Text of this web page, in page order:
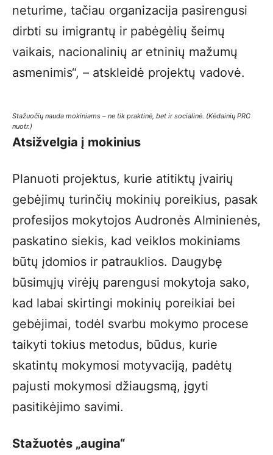
neturime, tačiau organizacija pasirengusi
dirbti su imigrantų ir pabėgėlių šeimų
vaikais, nacionalinių ar etninių mažumų
asmenimis“, – atskleidė projektų vadovė.
Stažuočių nauda mokiniams – ne tik praktinė, bet ir socialinė. (Kėdainių PRC
nuotr.)
Atsižvelgia į mokinius
Planuoti projektus, kurie atitiktų įvairių
gebėjimų turinčių mokinių poreikius, pasak
profesijos mokytojos Audronės Alminienės,
paskatino siekis, kad veiklos mokiniams
būtų įdomios ir patrauklios. Daugybę
būsimųjų virėjų parengusi mokytoja sako,
kad labai skirtingi mokinių poreikiai bei
gebėjimai, todėl svarbu mokymo procese
taikyti tokius metodus, būdus, kurie
skatintų mokymosi motyvaciją, padėtų
pajusti mokymosi džiaugsmą, įgyti
pasitikėjimo savimi.
Stažuotės „augina“